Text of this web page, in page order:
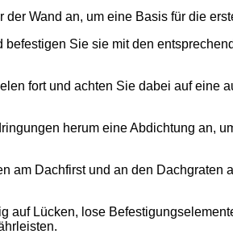
Wand an, um eine Basis für die
Sie sie mit den
fort und achten Sie dabei auf eine
herum eine Abdichtung an,
am Dachfirst und an den Dachgraten
Lücken, lose